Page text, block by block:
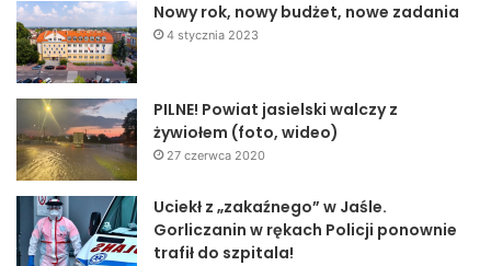
Nowy rok, nowy budżet, nowe zadania
4 stycznia 2023
PILNE! Powiat jasielski walczy z
żywiołem (foto, wideo)
27 czerwca 2020
Uciekł z „zakaźnego” w Jaśle.
Gorliczanin w rękach Policji ponownie
trafił do szpitala!